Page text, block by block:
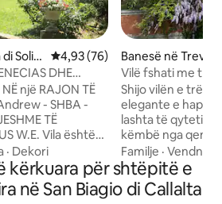
Solig
Vlerësimi mesatar 4,93 nga 5,
4,93 (76)
DHE
një RAJON TË
- SHBA -
TË
W.E. Vila është
perfekt, detaje
të vjetra (Giulio -
NDJESHME E
Shtëpi ëndrrash
· Dekori
Banesë në Trevizo
Vilë fshati me
parkim falas]
Shijo vilën e
elegante e hapur
lashta të qytetit.
këmbë nga
Hyrje private,
pronarëve, por
Kopsht dhe serë
të ngrënë/
Familje ·
kërkuara për shtëpitë e
në San Biagio di Callalta